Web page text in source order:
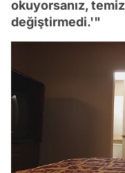
okuyorsanız,
değiştirmedi.'"